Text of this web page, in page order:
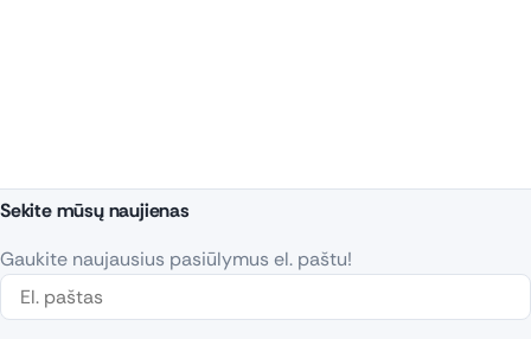
Sekite mūsų naujienas
Gaukite naujausius pasiūlymus el. paštu!